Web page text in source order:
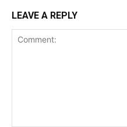
LEAVE A REPLY